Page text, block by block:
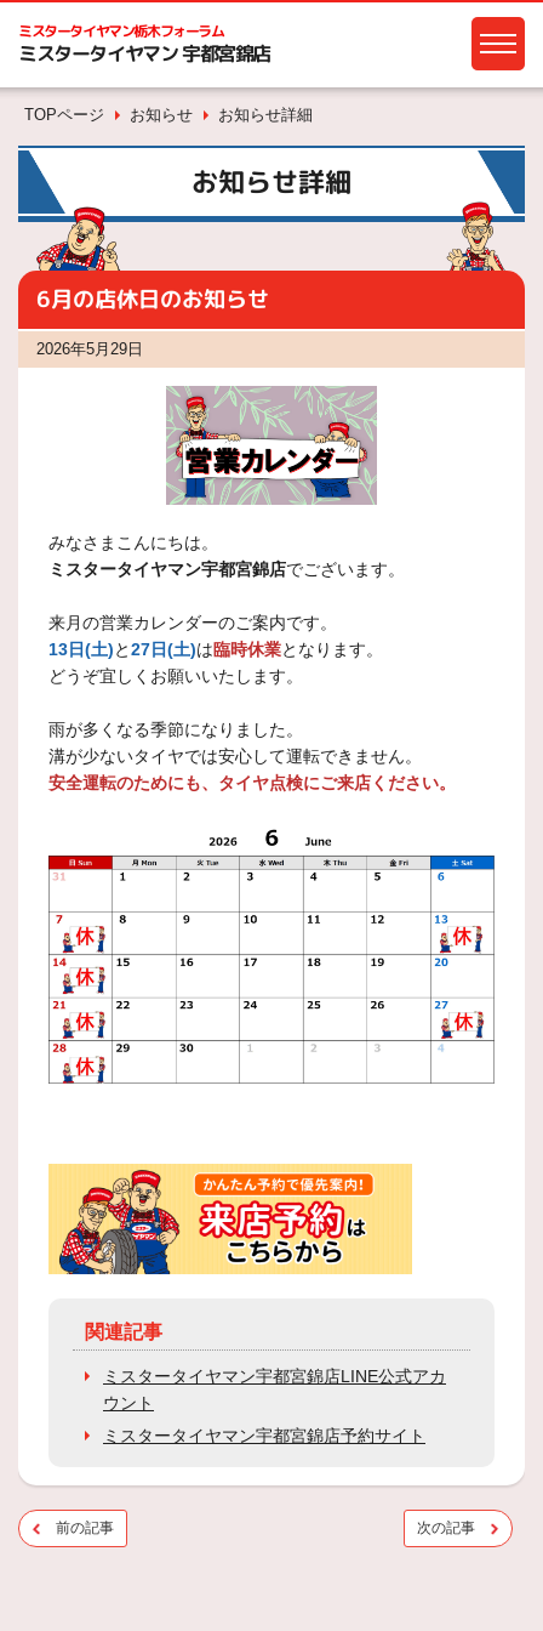
ミスタータイヤマン栃木フォーラム
ミスタータイヤマン 宇都宮錦店
TOPページ お知らせ お知らせ詳細
お知らせ詳細
6月の店休日のお知らせ
2026年5月29日
みなさまこんにちは。
ミスタータイヤマン宇都宮錦店でございます。
来月の営業カレンダーのご案内です。
13日(土)と27日(土)は臨時休業となります。
どうぞ宜しくお願いいたします。
雨が多くなる季節になりました。
溝が少ないタイヤでは安心して運転できません。
安全運転のためにも、タイヤ点検にご来店ください。
関連記事
ミスタータイヤマン宇都宮錦店LINE公式アカ
ウント
ミスタータイヤマン宇都宮錦店予約サイト
前の記事 次の記事